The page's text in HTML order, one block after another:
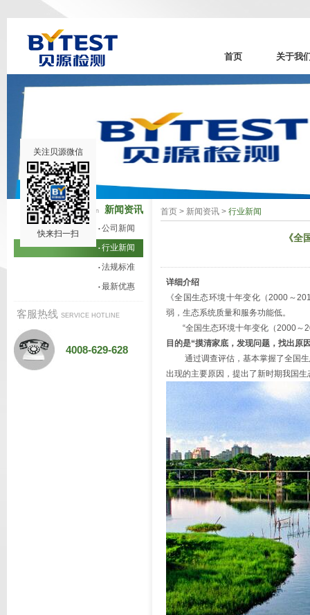
首页 关于我
News information 新闻资讯
• 公司新闻
• 行业新闻
• 法规标准
• 最新优惠
客服热线 SERVICE HOTLINE
4008-629-628
首页 > 新闻资讯 > 行业新闻
《
详细介绍
《全国生态环境十年变化（2000～
弱，生态系统质量和服务功能低。
“全国生态环境十年变化（2000～
目的是“摸清家底，发现问题，找出原
通过调查评估，基本掌握了全国生
出现的主要原因，提出了新时期我国
关注贝源微信
快来扫一扫